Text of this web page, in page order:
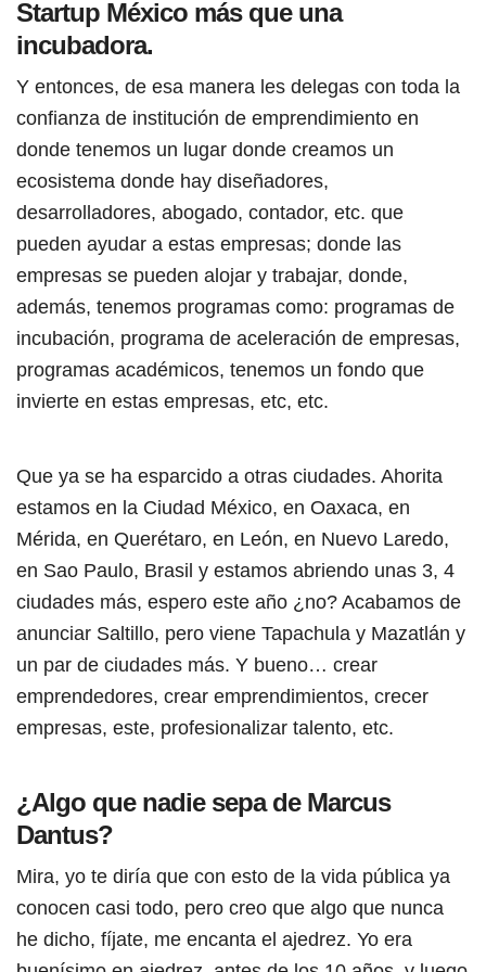
Startup México más que una
incubadora.
Y entonces, de esa manera les delegas con toda la
confianza de institución de emprendimiento en
donde tenemos un lugar donde creamos un
ecosistema donde hay diseñadores,
desarrolladores, abogado, contador, etc. que
pueden ayudar a estas empresas; donde las
empresas se pueden alojar y trabajar, donde,
además, tenemos programas como: programas de
incubación, programa de aceleración de empresas,
programas académicos, tenemos un fondo que
invierte en estas empresas, etc, etc.
Que ya se ha esparcido a otras ciudades. Ahorita
estamos en la Ciudad México, en Oaxaca, en
Mérida, en Querétaro, en León, en Nuevo Laredo,
en Sao Paulo, Brasil y estamos abriendo unas 3, 4
ciudades más, espero este año ¿no? Acabamos de
anunciar Saltillo, pero viene Tapachula y Mazatlán y
un par de ciudades más. Y bueno… crear
emprendedores, crear emprendimientos, crecer
empresas, este, profesionalizar talento, etc.
¿Algo que nadie sepa de Marcus
Dantus?
Mira, yo te diría que con esto de la vida pública ya
conocen casi todo, pero creo que algo que nunca
he dicho, fíjate, me encanta el ajedrez. Yo era